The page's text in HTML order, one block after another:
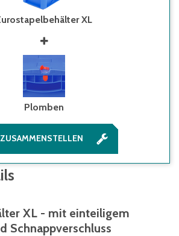
XL
Plomben
XL - mit einteiligem
Schnappverschluss